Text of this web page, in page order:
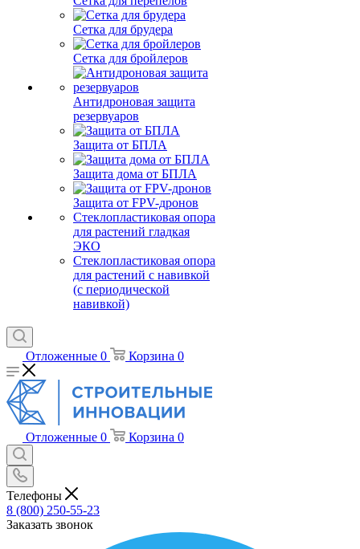
Сетка для брудера
Сетка для бройлеров
Антидроновая защита
резервуаров
Защита от БПЛА
Защита дома от БПЛА
Защита от FPV-дронов
Стеклопластиковая опора
для растений гладкая
ЭКО
Стеклопластиковая опора
для растений с навивкой
(с периодической
навивкой)
Отложенные 0 Корзина 0
Отложенные 0 Корзина 0
Телефоны
8 (800) 250-55-23
Заказать звонок